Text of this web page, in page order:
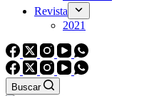
Revista
2021
Buscar